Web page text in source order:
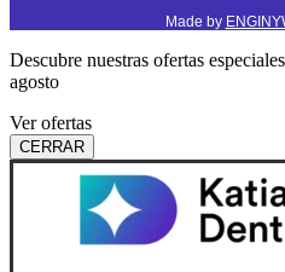
Made by
Descubre nuestras ofertas
agosto
Ver ofertas
CERRAR